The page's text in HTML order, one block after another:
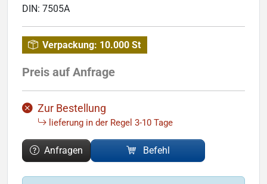
DIN: 7505A
Verpackung: 10.000 St
Preis auf Anfrage
Zur Bestellung
lieferung in der Regel 3-10 Tage
Anfragen Befehl